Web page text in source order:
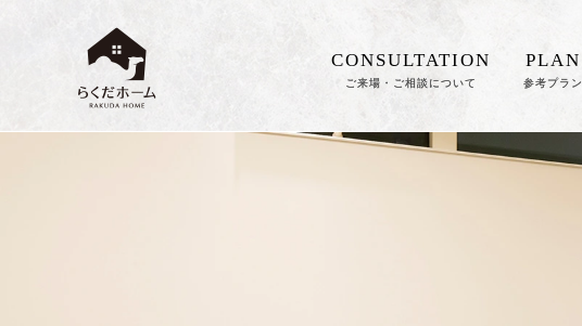
CONSULTATION
ご来場・ご相談について
PLAN
参考プラン